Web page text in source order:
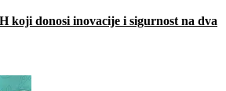
koji donosi inovacije i sigurnost na dva